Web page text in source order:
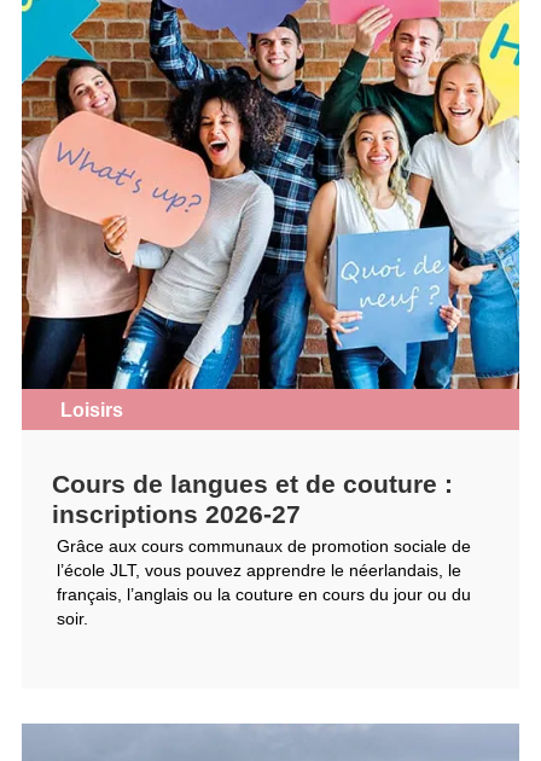
Loisirs
Cours de langues et de couture :
inscriptions 2026-27
Grâce aux cours communaux de promotion sociale de
l’école JLT, vous pouvez apprendre le néerlandais, le
français, l’anglais ou la couture en cours du jour ou du
soir.